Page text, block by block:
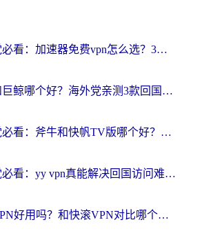
海外党必看：加速器免费vpn怎么选？3步教你无缝访问国内资源
穿梭和巨鲸哪个好？海外党亲测3款回国加速器，教你避开90%的坑
海外党必看：斧牛和快帆TV版哪个好？3分钟选对回国加速器，无缝刷B站、追热剧
海外党必看：yy vpn真能解决回国访问难题？附云极initap测评+免费方案对比
穿梭VPN好用吗？和快滚VPN对比哪个回国效果更好？海外党选回国加速器必看指南